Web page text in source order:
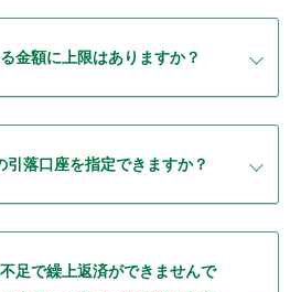
金額に上限はありますか？
引落口座を指定できますか？
足で繰上返済ができませんで